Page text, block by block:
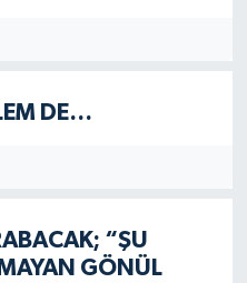
DE…
“ŞU
GÖNÜL